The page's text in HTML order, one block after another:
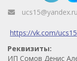
ucs15@yandex.ru
https://vk.com/ucs15
Реквизиты:
ИП Сомов Денис